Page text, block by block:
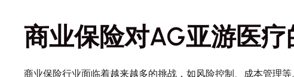
商业保险对AG亚游医疗
商业保险行业面临着越来越多的挑战，如风险控制、成本管理